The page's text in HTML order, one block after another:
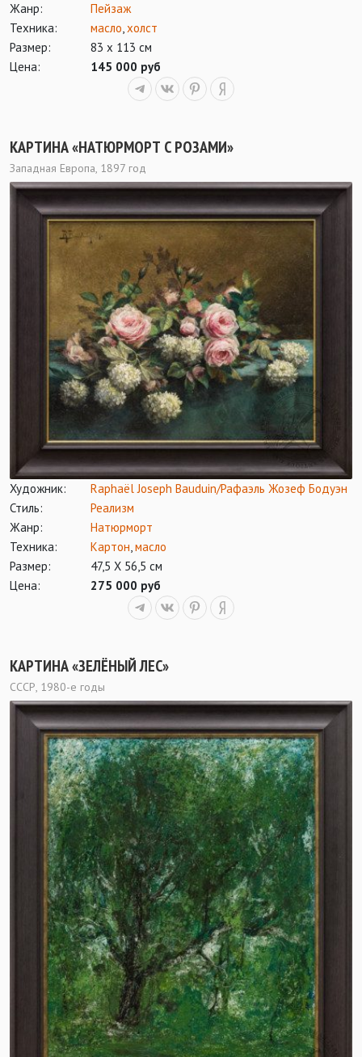
Жанр:
Пейзаж
Техника:
масло,холст
Размер:
83 х 113 см
Цена:
145 000 руб
КАРТИНА «НАТЮРМОРТ С РОЗАМИ»
Западная Европа, 1897 год
Художник:
Raphaël Joseph Bauduin/Рафаэль Жозеф Бодуэн
Стиль:
Реализм
Жанр:
Натюрморт
Техника:
Картон,масло
Размер:
47,5 Х 56,5 см
Цена:
275 000 руб
КАРТИНА «ЗЕЛЁНЫЙ ЛЕС»
СССР, 1980-е годы